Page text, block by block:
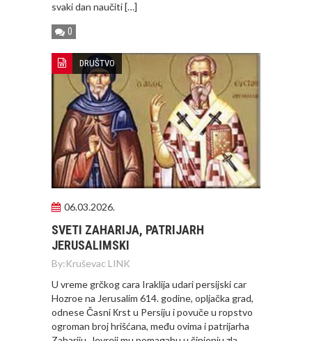
svaki dan naučiti […]
0
DRUŠTVO
06.03.2026.
SVETI ZAHARIJA, PATRIJARH
JERUSALIMSKI
By:Kruševac LINK
U vreme grčkog cara Iraklija udari persijski car
Hozroe na Jerusalim 614. godine, opljačka grad,
odnese Časni Кrst u Persiju i povuče u ropstvo
ogroman broj hrišćana, među ovima i patrijarha